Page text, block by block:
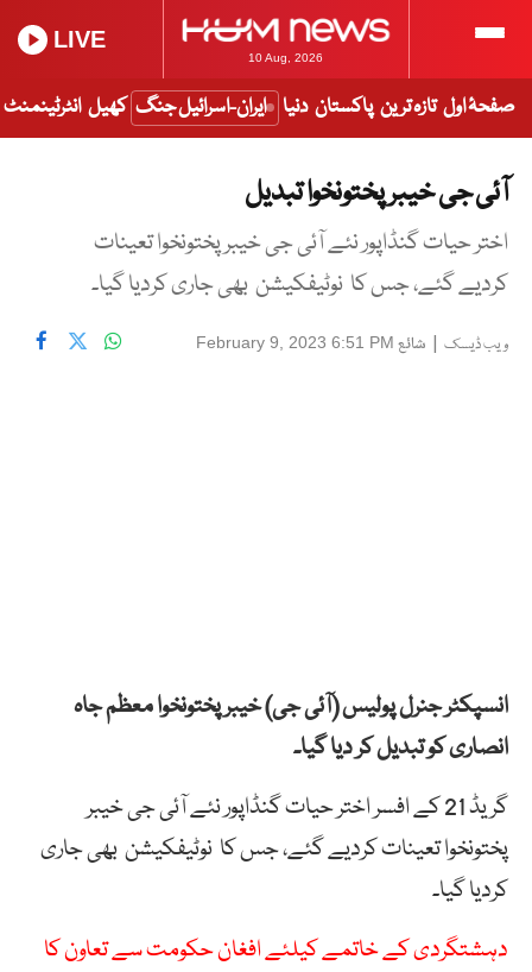
10 Aug, 2026
LIVE
صفحۂ اول تازہ ترین پاکستان دنیا ایران-اسرائیل جنگ کھیل انٹرٹینمنٹ
آئی جی خیبرپختونخوا تبدیل
اختر حیات گنڈاپور نئے آئی جی خیبر پختونخوا تعینات
کردیے گئے، جس کا نوٹیفکیشن بھی جاری کردیا گیا۔
ویب ڈیسک | شائع February 9, 2023 6:51 PM
انسپکٹر جنرل پولیس (آئی جی) خیبر پختونخوا معظم جاہ
انصاری کو تبدیل کر دیا گیا۔
گریڈ 21 کے افسر اختر حیات گنڈاپور نئے آئی جی خیبر
پختونخوا تعینات کردیے گئے، جس کا نوٹیفکیشن بھی جاری
کردیا گیا۔
دہشتگردی کے خاتمے کیلئے افغان حکومت سے تعاون کا